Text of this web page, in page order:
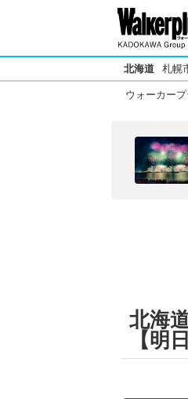
北海道 札幌
ウォーカー
北海
【明